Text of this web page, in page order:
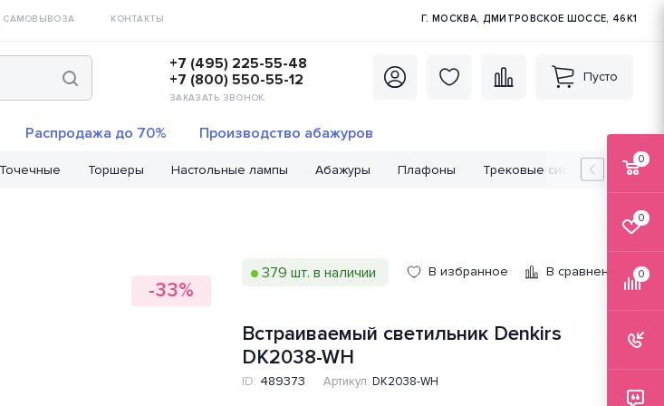
САМОВЫВОЗА КОНТАКТЫ Г. МОСКВА, ДМИТРОВСКОЕ ШОССЕ, 46К1
+7 (495) 225-55-48
+7 (800) 550-55-12
ЗАКАЗАТЬ ЗВОНОК
Пусто
Точечные Торшеры Настольные лампы Абажуры Плафоны Трековые системы
Распродажа до 70% Производство абажуров
-33%
379 шт. в наличии В избранное В сравнение
Встраиваемый светильник Denkirs
DK2038-WH
ID: 489373 Артикул: DK2038-WH
0
0
0